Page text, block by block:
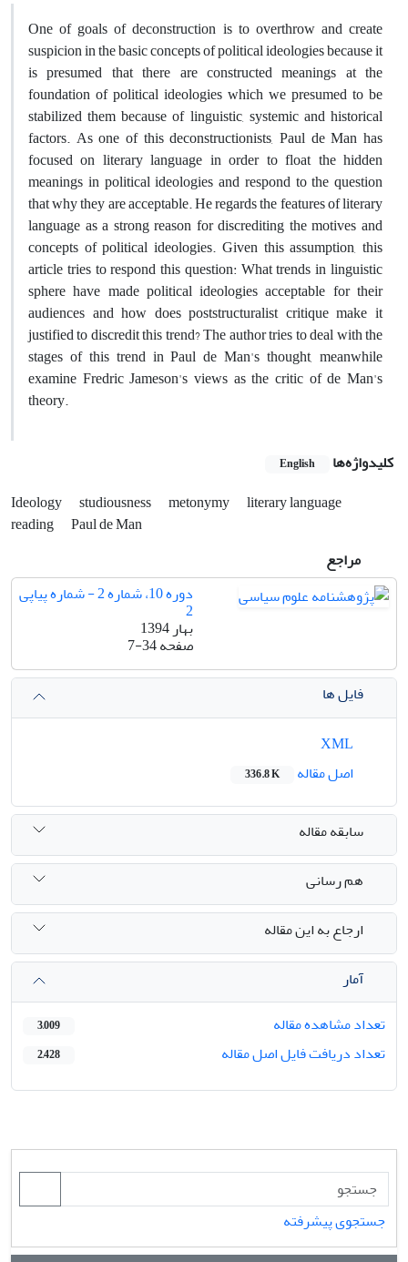
One of goals of deconstruction is to overthrow and create
suspicion in the basic concepts of political ideologies because it
is presumed that there are constructed meanings at the
foundation of political ideologies which we presumed to be
stabilized them because of linguistic, systemic and historical
factors. As one of this deconstructionists, Paul de Man has
focused on literary language in order to float the hidden
meanings in political ideologies and respond to the question
that why they are acceptable. He regards the features of literary
language as a strong reason for discrediting the motives and
concepts of political ideologies. Given this assumption, this
article tries to respond this question: What trends in linguistic
sphere have made political ideologies acceptable for their
audiences and how does poststructuralist critique make it
justified to discredit this trend? The author tries to deal with the
stages of this trend in Paul de Man's thought, meanwhile
examine Fredric Jameson's views as the critic of de Man's
theory.
کلیدواژه‌ها English
Ideology studiousness metonymy
literary language
reading
Paul de Man
مراجع
دوره 10، شماره 2 - شماره پیاپی
2
بهار 1394
صفحه7-34
فایل ها
اصل مقاله
336.8 K
سابقه مقاله
هم رسانی
ارجاع به این مقاله
آمار
تعداد مشاهده مقاله
3,009
تعداد دریافت فایل اصل مقاله 2,428
جستجوی پیشرفته